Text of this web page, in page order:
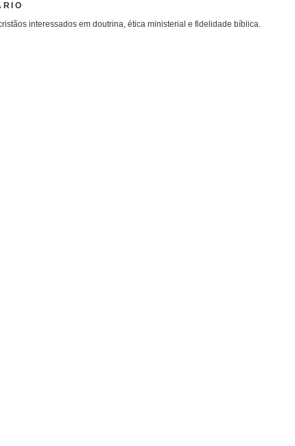
interessados em doutrina, ética ministerial e fidelidade bíblica.